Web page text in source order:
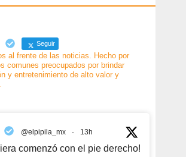
Seguir
al frente de las noticias. Hecho por
comunes preocupados por brindar
y entretenimiento de alto valor y
@elpipila_mx · 13h
comenzó con el pie derecho!